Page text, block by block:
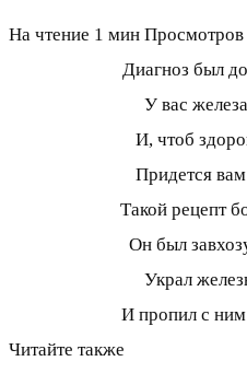
На чтение 1 мин Просмотров
Диагноз был
У вас
И, чтоб
Придется
Такой рецепт
Он был
Украл
И пропил с
Читайте также